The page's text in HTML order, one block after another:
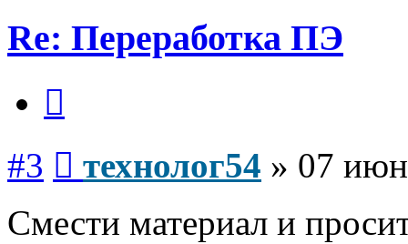
Re: Переработка ПЭ
#3 технолог54 » 07
Смести материал и